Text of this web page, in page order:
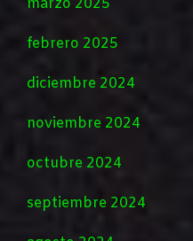
marzo 2025
febrero 2025
diciembre 2024
noviembre 2024
octubre 2024
septiembre 2024